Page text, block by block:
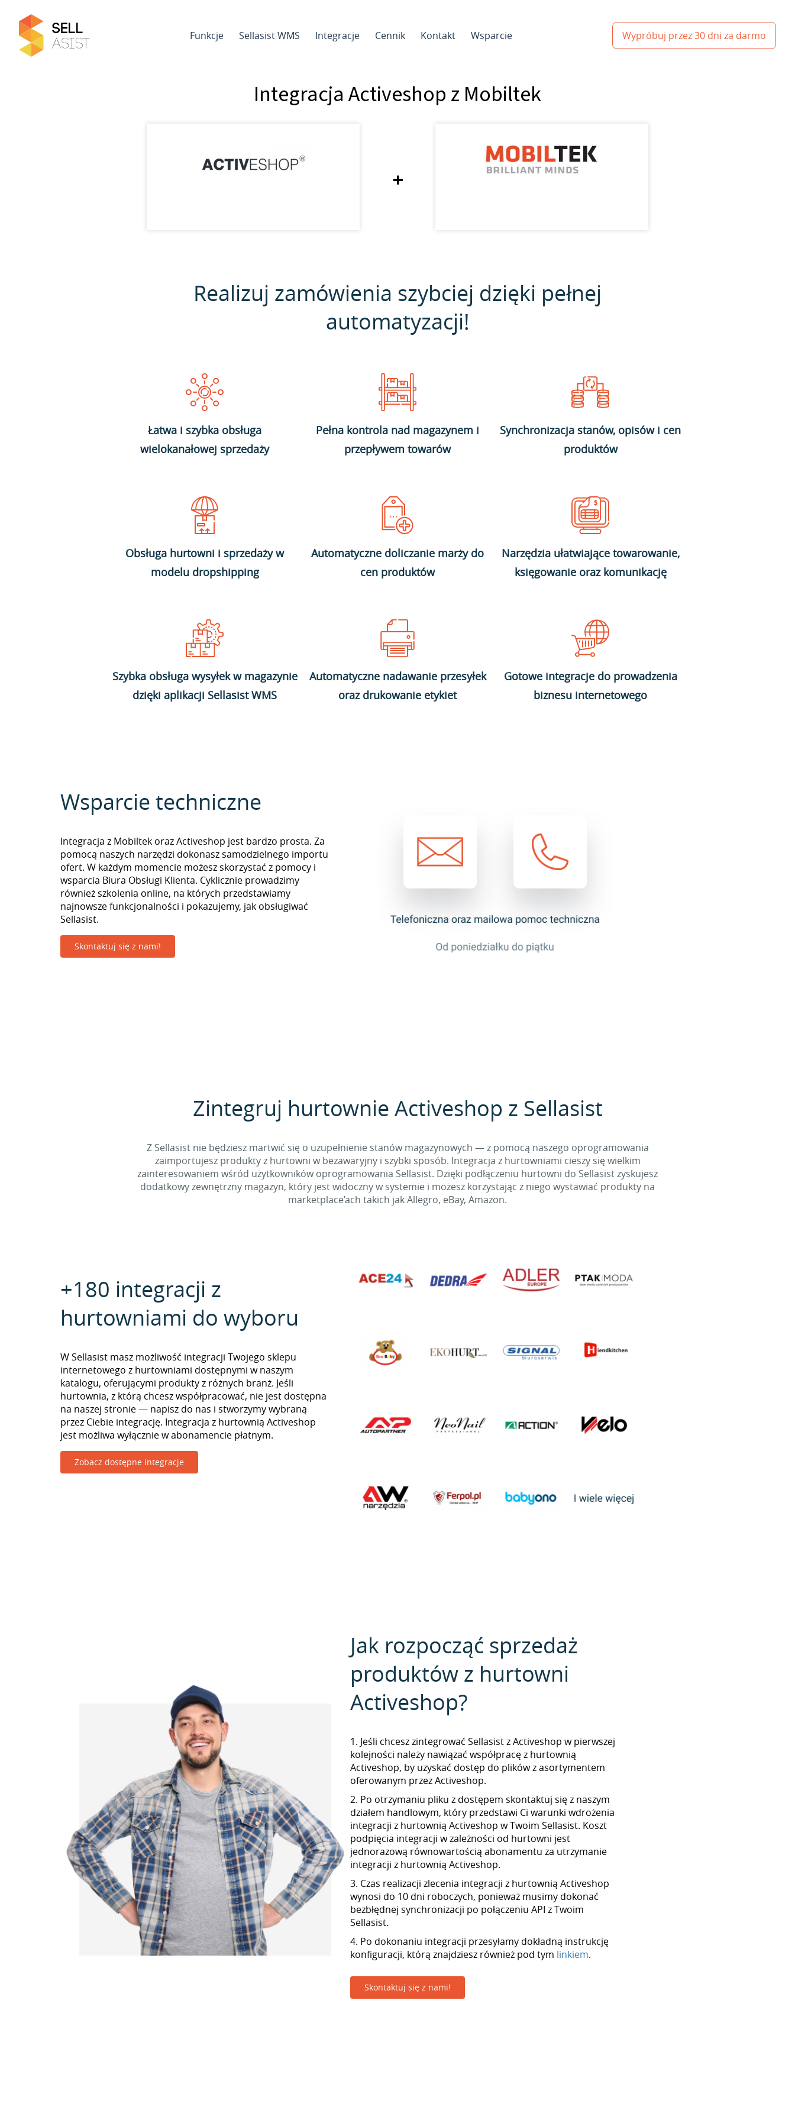
Funkcje Sellasist WMS Integracje Cennik Kontakt Wsparcie Wypróbuj przez 30 dni za darmo
Integracja Activeshop z Mobiltek
+
Realizuj zamówienia szybciej dzięki pełnej
automatyzacji!
Łatwa i szybka obsługa
wielokanałowej sprzedaży
Pełna kontrola nad magazynem i
przepływem towarów
Synchronizacja stanów, opisów i cen
produktów
Obsługa hurtowni i sprzedaży w
modelu dropshipping
Automatyczne doliczanie marży do
cen produktów
Narzędzia ułatwiające towarowanie,
księgowanie oraz komunikację
Szybka obsługa wysyłek w magazynie
dzięki aplikacji Sellasist WMS
Automatyczne nadawanie przesyłek
oraz drukowanie etykiet
Gotowe integracje do prowadzenia
biznesu internetowego
Wsparcie techniczne
Integracja z Mobiltek oraz Activeshop jest bardzo prosta. Za
pomocą naszych narzędzi dokonasz samodzielnego importu
ofert. W każdym momencie możesz skorzystać z pomocy i
wsparcia Biura Obsługi Klienta. Cyklicznie prowadzimy
również szkolenia online, na których przedstawiamy
najnowsze funkcjonalności i pokazujemy, jak obsługiwać
Sellasist.
Skontaktuj się z nami!
Zintegruj hurtownie Activeshop z Sellasist
Z Sellasist nie będziesz martwić się o uzupełnienie stanów magazynowych — z pomocą naszego oprogramowania
zaimportujesz produkty z hurtowni w bezawaryjny i szybki sposób. Integracja z hurtowniami cieszy się wielkim
zainteresowaniem wśród użytkowników oprogramowania Sellasist. Dzięki podłączeniu hurtowni do Sellasist zyskujesz
dodatkowy zewnętrzny magazyn, który jest widoczny w systemie i możesz korzystając z niego wystawiać produkty na
marketplace’ach takich jak Allegro, eBay, Amazon.
+180 integracji z
hurtowniami do wyboru
W Sellasist masz możliwość integracji Twojego sklepu
internetowego z hurtowniami dostępnymi w naszym
katalogu, oferującymi produkty z różnych branż. Jeśli
hurtownia, z którą chcesz współpracować, nie jest dostępna
na naszej stronie — napisz do nas i stworzymy wybraną
przez Ciebie integrację. Integracja z hurtownią Activeshop
jest możliwa wyłącznie w abonamencie płatnym.
Zobacz dostępne integracje
Jak rozpocząć sprzedaż
produktów z hurtowni
Activeshop?
1. Jeśli chcesz zintegrować Sellasist z Activeshop w pierwszej
kolejności należy nawiązać współpracę z hurtownią
Activeshop, by uzyskać dostęp do plików z asortymentem
oferowanym przez Activeshop.
2. Po otrzymaniu pliku z dostępem skontaktuj się z naszym
działem handlowym, który przedstawi Ci warunki wdrożenia
integracji z hurtownią Activeshop w Twoim Sellasist. Koszt
podpięcia integracji w zależności od hurtowni jest
jednorazową równowartością abonamentu za utrzymanie
integracji z hurtownią Activeshop.
3. Czas realizacji zlecenia integracji z hurtownią Activeshop
wynosi do 10 dni roboczych, ponieważ musimy dokonać
bezbłędnej synchronizacji po połączeniu API z Twoim
Sellasist.
4. Po dokonaniu integracji przesyłamy dokładną instrukcję
konfiguracji, którą znajdziesz również pod tym linkiem.
Skontaktuj się z nami!